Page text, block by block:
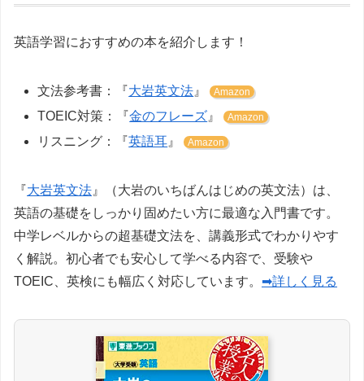
英語学習におすすめの本を紹介します！
文法参考書：『大岩英文法 』 Amazon
TOEIC対策：『金のフレーズ 』 Amazon
リスニング：『英語耳 』 Amazon
『大岩英文法 』（大岩のいちばんはじめの英文法）は、
英語の基礎をしっかり固めたい方に最適な入門書です。
中学レベルからの超基礎文法を、講義形式でわかりやす
く解説。初心者でも安心して学べる内容で、受験や
TOEIC、英検にも幅広く対応しています。 ➡詳しく見る